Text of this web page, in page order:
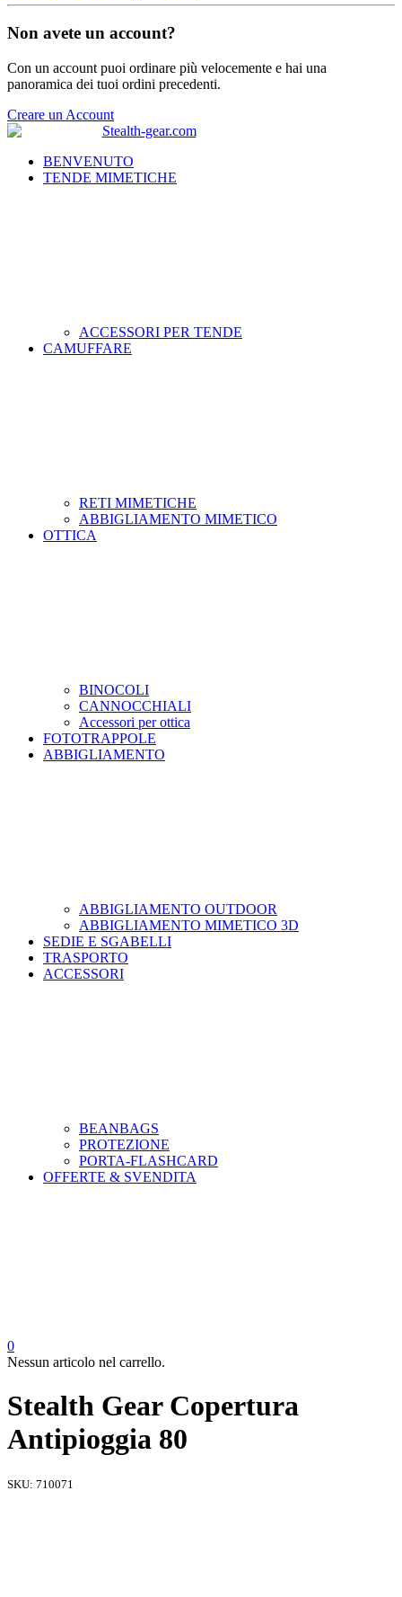
Non avete un account?
Con un account puoi ordinare più velocemente e hai una
panoramica dei tuoi ordini precedenti.
Creare un Account
BENVENUTO
TENDE MIMETICHE
ACCESSORI PER TENDE
CAMUFFARE
RETI MIMETICHE
ABBIGLIAMENTO MIMETICO
OTTICA
BINOCOLI
CANNOCCHIALI
Accessori per ottica
FOTOTRAPPOLE
ABBIGLIAMENTO
ABBIGLIAMENTO OUTDOOR
ABBIGLIAMENTO MIMETICO 3D
SEDIE E SGABELLI
TRASPORTO
ACCESSORI
BEANBAGS
PROTEZIONE
PORTA-FLASHCARD
OFFERTE & SVENDITA
0
Nessun articolo nel carrello.
Stealth Gear Copertura
Antipioggia 80
SKU: 710071